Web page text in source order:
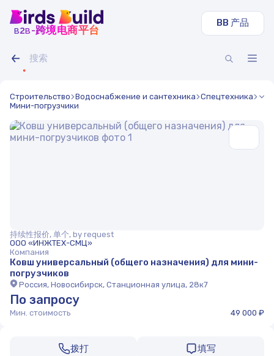
b2b-跨境电商平台
BB 产品
Строительство Водоснабжение и сантехника Спецтехника
Мини-погрузчики
持续性报价, 单个, by request
ООО «ИНЖТЕХ-СМЦ»
Компания
Ковш универсальный (общего назначения) для мини-
погрузчиков
Россия, Новосибирск, Станционная улица, 28к7
По запросу
Мин. стоимость 49 000 ₽
拨打 填写